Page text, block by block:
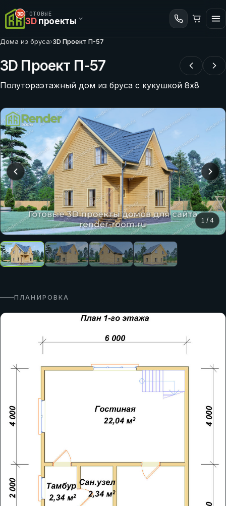
ГОТОВЫЕ
3Dпроекты
Дома из бруса›3D Проект П-57
3D Проект П-57
Полутораэтажный дом из бруса с кукушкой 8х8
1 / 4
ПЛАНИРОВКА